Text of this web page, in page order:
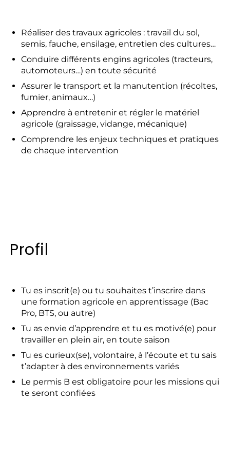
Réaliser des travaux agricoles : travail du sol,
semis, fauche, ensilage, entretien des cultures…
Conduire différents engins agricoles (tracteurs,
automoteurs…) en toute sécurité
Assurer le transport et la manutention (récoltes,
fumier, animaux…)
Apprendre à entretenir et régler le matériel
agricole (graissage, vidange, mécanique)
Comprendre les enjeux techniques et pratiques
de chaque intervention
Profil
Tu es inscrit(e) ou tu souhaites t’inscrire dans
une formation agricole en apprentissage (Bac
Pro, BTS, ou autre)
Tu as envie d’apprendre et tu es motivé(e) pour
travailler en plein air, en toute saison
Tu es curieux(se), volontaire, à l’écoute et tu sais
t’adapter à des environnements variés
Le permis B est obligatoire pour les missions qui
te seront confiées